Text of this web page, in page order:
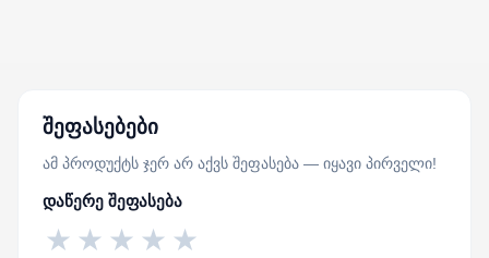
შეფასებები
ამ პროდუქტს ჯერ არ აქვს შეფასება — იყავი პირველი!
დაწერე შეფასება
★
★
★
★
★